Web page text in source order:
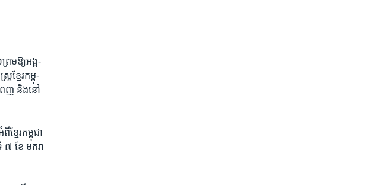
រមឱ្យអង្គ-
ខ្មែរកម្ពុ-
េញ និងនៅ
មែរកម្ពុជា
៧ ខែ មករា